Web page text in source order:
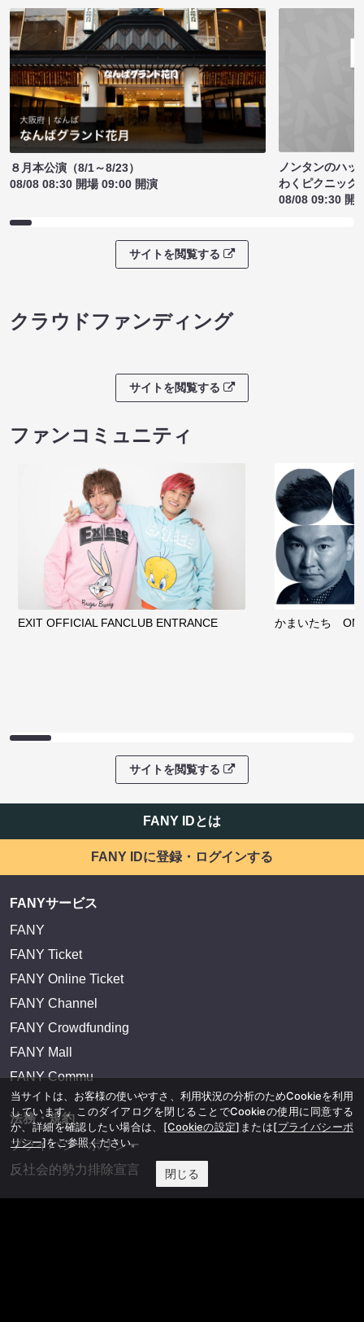
８月本公演（8/1～8/23）
08/08 08:30 開場 09:00 開演
ノンタンのハッ
わくピクニック
08/08 09:30 開
サイトを閲覧する
クラウドファンディング
サイトを閲覧する
ファンコミュニティ
EXIT OFFICIAL FANCLUB ENTRANCE かまいたち
サイトを閲覧する
FANY IDとは
FANY IDに登録・ログインする
FANYサービス
FANY
FANY Ticket
FANY Online Ticket
FANY Channel
FANY Crowdfunding
FANY Mall
FANY Commu
法務・規約
プライバシーポリシー
反社会的勢力排除宣言
当サイトは、お客様の使いやすさ、利用状況の分析のためCookieを利用
しています。このダイアログを閉じることでCookieの使用に同意する
か、詳細を確認したい場合は、 [Cookieの設定] または[プライバシーポ
リシー]をご参照ください。
閉じる